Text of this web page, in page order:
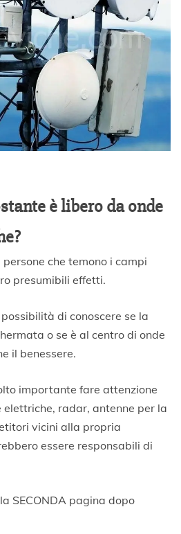
è libero da onde
che temono i campi
presumibili effetti.
di conoscere se la
o se è al centro di onde
il benessere.
importante fare attenzione
radar, antenne per la
vicini alla propria
essere responsabili di
SECONDA pagina dopo